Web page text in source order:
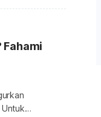
anda.
Fahami